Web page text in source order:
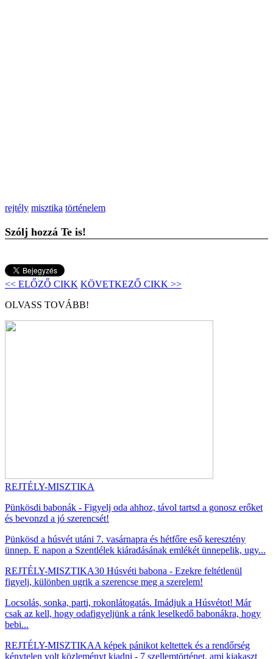
rejtély misztika történelem
Szólj hozzá Te is!
<< ELŐZŐ CIKK KÖVETKEZŐ CIKK >>
OLVASS TOVÁBB!
REJTÉLY-MISZTIKA
Pünkösdi babonák - Figyelj oda ahhoz, távol tartsd a gonosz erőket
és bevonzd a jó szerencsét!
Pünkösd a húsvét utáni 7. vasárnapra és hétfőre eső keresztény
ünnep. E napon a Szentlélek kiáradásának emlékét ünnepelik, ugy...
REJTÉLY-MISZTIKA30 Húsvéti babona - Ezekre feltétlenül
figyelj, különben ugrik a szerencse meg a szerelem!
Locsolás, sonka, parti, rokonlátogatás. Imádjuk a Húsvétot! Már
csak az kell, hogy odafigyeljünk a ránk leselkedő babonákra, hogy
bebi...
REJTÉLY-MISZTIKAA képek pánikot keltettek és a rendőrség
kénytelen volt közleményt kiadni - 7 szellemtörténet, ami kiakaszt